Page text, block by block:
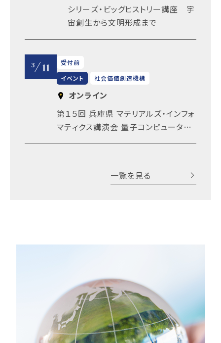
シリーズ・ビッグヒストリー講座 宇
宙創生から文明形成まで
3 11
受付前
イベント
社会価値創造機構
オンライン
第１５回 兵庫県 マテリアルズ・インフォ
マティクス講演会 量子コンピュータと
一覧を見る